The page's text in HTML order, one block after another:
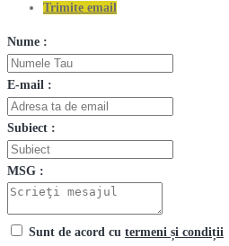
Trimite email
Nume :
E-mail :
Subiect :
MSG :
Sunt de acord cu termeni și condiții